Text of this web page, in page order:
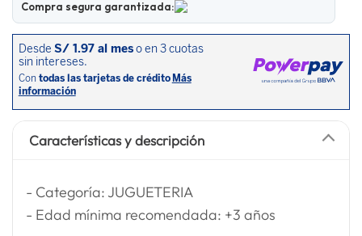
Compra segura garantizada:
Características y descripción
- Categoría: JUGUETERIA
- Edad mínima recomendada: +3 años